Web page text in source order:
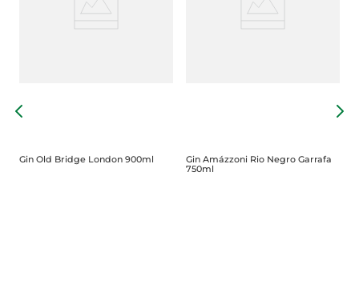
Gin Old Bridge London 900ml
Gin Amázzoni Rio Negro Garrafa
750ml